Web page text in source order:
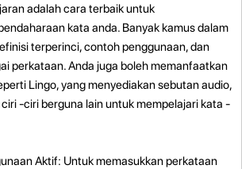
adalah cara terbaik untuk
kata anda. Banyak kamus dalam
terperinci, contoh penggunaan, dan
perkataan. Anda juga boleh memanfaatkan
Lingo, yang menyediakan sebutan audio,
-ciri berguna lain untuk mempelajari kata -
Aktif: Untuk memasukkan perkataan